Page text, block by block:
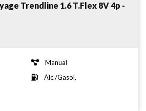
Trendline 1.6 T.Flex 8V 4p -
Manual
Álc./Gasol.